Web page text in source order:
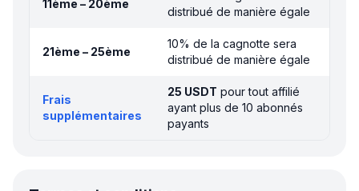
11ème – 20ème
distribué de manière égale
21ème – 25ème
10% de la cagnotte sera
distribué de manière égale
Frais
supplémentaires
25 USDT pour tout affilié
ayant plus de 10 abonnés
payants